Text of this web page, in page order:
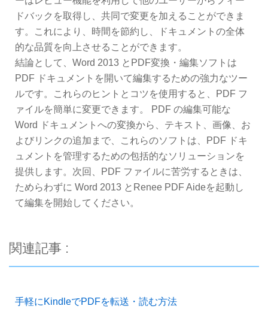
ドバックを取得し、共同で変更を加えることができま
す。これにより、時間を節約し、ドキュメントの全体
的な品質を向上させることができます。
結論として、Word 2013 とPDF変換・編集ソフトは
PDF ドキュメントを開いて編集するための強力なツー
ルです。これらのヒントとコツを使用すると、PDF フ
ァイルを簡単に変更できます。 PDF の編集可能な
Word ドキュメントへの変換から、テキスト、画像、お
よびリンクの追加まで、これらのソフトは、PDF ドキ
ュメントを管理するための包括的なソリューションを
提供します。次回、PDF ファイルに苦労するときは、
ためらわずに Word 2013 とRenee PDF Aideを起動し
て編集を開始してください。
関連記事 :
手軽にKindleでPDFを転送・読む方法